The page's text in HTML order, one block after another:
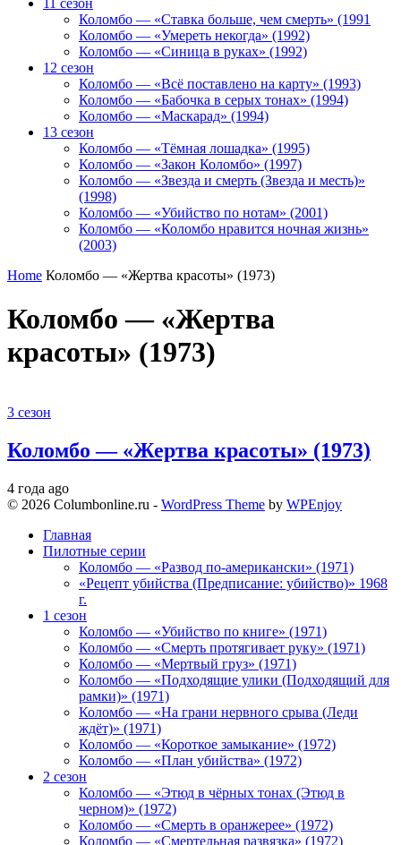
11 сезон
Коломбо — «Ставка больше, чем смерть» (1991
Коломбо — «Умереть некогда» (1992)
Коломбо — «Синица в руках» (1992)
12 сезон
Коломбо — «Всё поставлено на карту» (1993)
Коломбо — «Бабочка в серых тонах» (1994)
Коломбо — «Маскарад» (1994)
13 сезон
Коломбо — «Тёмная лошадка» (1995)
Коломбо — «Закон Коломбо» (1997)
Коломбо — «Звезда и смерть (Звезда и месть)»
(1998)
Коломбо — «Убийство по нотам» (2001)
Коломбо — «Коломбо нравится ночная жизнь»
(2003)
Home Коломбо — «Жертва красоты» (1973)
Коломбо — «Жертва
красоты» (1973)
3 сезон
Коломбо — «Жертва красоты» (1973)
4 года ago
© 2026 Columbonline.ru - WordPress Theme by WPEnjoy
Главная
Пилотные серии
Коломбо — «Развод по-американски» (1971)
«Рецепт убийства (Предписание: убийство)» 1968
г.
1 сезон
Коломбо — «Убийство по книге» (1971)
Коломбо — «Смерть протягивает руку» (1971)
Коломбо — «Мертвый груз» (1971)
Коломбо — «Подходящие улики (Подходящий для
рамки)» (1971)
Коломбо — «На грани нервного срыва (Леди
ждёт)» (1971)
Коломбо — «Короткое замыкание» (1972)
Коломбо — «План убийства» (1972)
2 сезон
Коломбо — «Этюд в чёрных тонах (Этюд в
черном)» (1972)
Коломбо — «Смерть в оранжерее» (1972)
Коломбо — «Смертельная развязка» (1972)